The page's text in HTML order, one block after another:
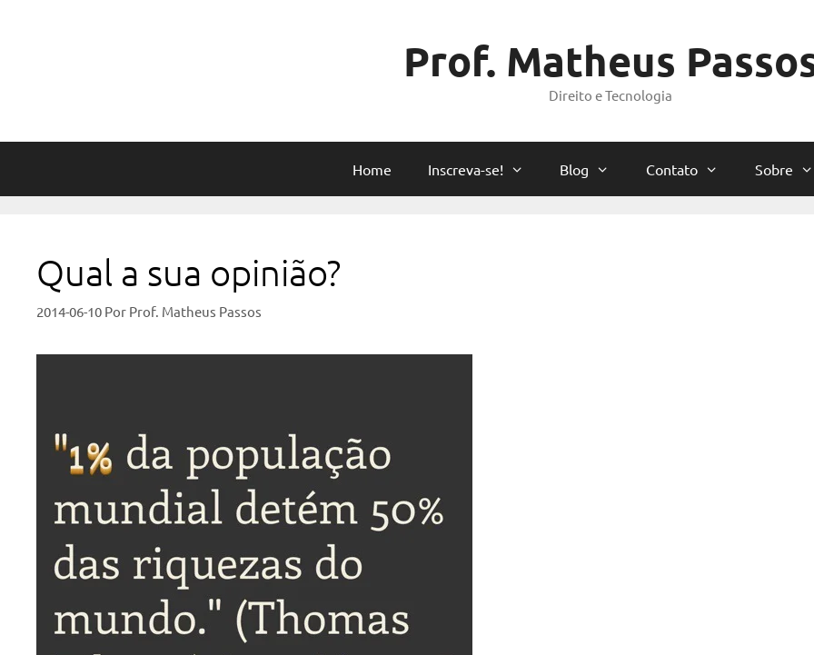
Prof. Matheus
Direito e Tecnologia
Home Inscreva-se! Blog Contato Sobre
Qual a sua opinião?
2014-06-10 Por Prof. Matheus Passos